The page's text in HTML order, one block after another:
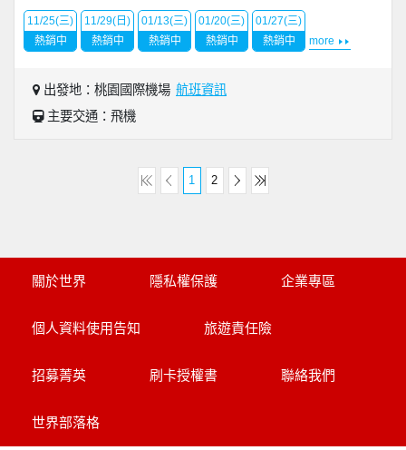
11/25(三)
熱銷中
11/29(日)
熱銷中
01/13(三)
熱銷中
01/20(三)
熱銷中
01/27(三)
熱銷中
more
出發地：桃園國際機場 航班資訊
主要交通：飛機
1 2
關於世界 隱私權保護 企業專區
個人資料使用告知 旅遊責任險
招募菁英 刷卡授權書 聯絡我們
世界部落格